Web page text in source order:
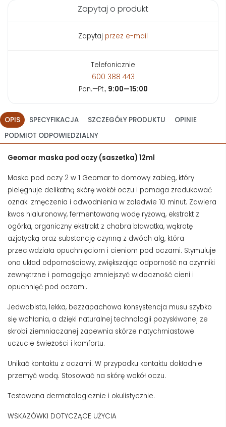
Zapytaj o produkt
Zapytaj przez e-mail
Telefonicznie
600 388 443
Pon.—Pt., 9:00—15:00
OPIS SPECYFIKACJA SZCZEGÓŁY PRODUKTU
OPINIE
PODMIOT ODPOWIEDZIALNY
Geomar maska pod oczy (saszetka) 12ml
Maska pod oczy 2 w 1 Geomar to domowy zabieg, który
pielęgnuje delikatną skórę wokół oczu i pomaga zredukować
oznaki zmęczenia i odwodnienia w zaledwie 10 minut. Zawiera
kwas hialuronowy, fermentowaną wodę ryżową, ekstrakt z
ogórka, organiczny ekstrakt z chabra bławatka, wąkrotę
azjatycką oraz substancję czynną z dwóch alg, która
przeciwdziała opuchnięciom i cieniom pod oczami. Stymuluje
ona układ odpornościowy, zwiększając odporność na czynniki
zewnętrzne i pomagając zmniejszyć widoczność cieni i
opuchnięć pod oczami.
Jedwabista, lekka, bezzapachowa konsystencja musu szybko
się wchłania, a dzięki naturalnej technologii pozyskiwanej ze
skrobi ziemniaczanej zapewnia skórze natychmiastowe
uczucie świeżości i komfortu.
Unikać kontaktu z oczami. W przypadku kontaktu dokładnie
przemyć wodą. Stosować na skórę wokół oczu.
Testowana dermatologicznie i okulistycznie.
WSKAZÓWKI DOTYCZĄCE UŻYCIA